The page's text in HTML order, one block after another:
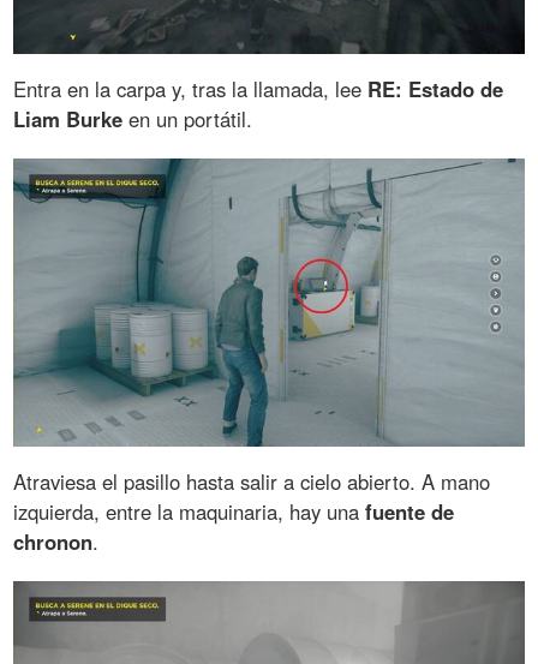
Entra en la carpa y, tras la llamada, lee RE: Estado de
Liam Burke en un portátil.
Atraviesa el pasillo hasta salir a cielo abierto. A mano
izquierda, entre la maquinaria, hay unafuente de
chronon.